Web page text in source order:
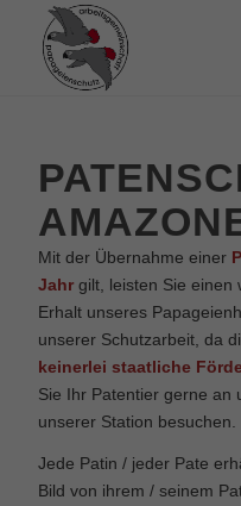
Mit der Übernahme einer
Jahr gilt, leisten Sie einen
Erhalt unseres
unserer Schutzarbeit, da
keinerlei staatliche
Sie Ihr Patentier gerne an
unserer Station besuchen.
Jede Patin / jeder Pate
Bild von ihrem / seinem